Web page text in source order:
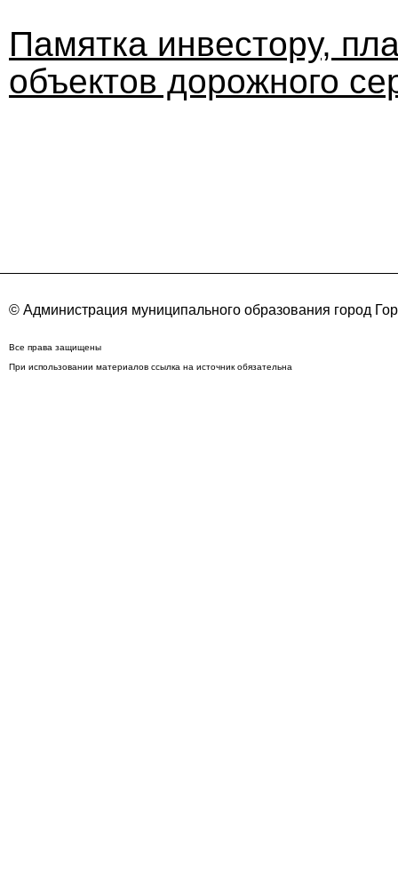
Памятка инвестору,
объектов дорожного
© Администрация муниципального образования город
Все права защищены
При использовании материалов ссылка на источник обязательна